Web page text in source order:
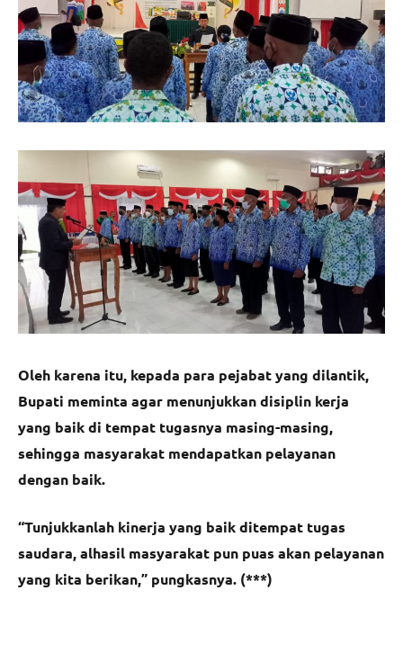
Oleh karena itu, kepada para pejabat yang dilantik,
Bupati meminta agar menunjukkan disiplin kerja
yang baik di tempat tugasnya masing-masing,
sehingga masyarakat mendapatkan pelayanan
dengan baik.
“Tunjukkanlah kinerja yang baik ditempat tugas
saudara, alhasil masyarakat pun puas akan pelayanan
yang kita berikan,” pungkasnya. (***)